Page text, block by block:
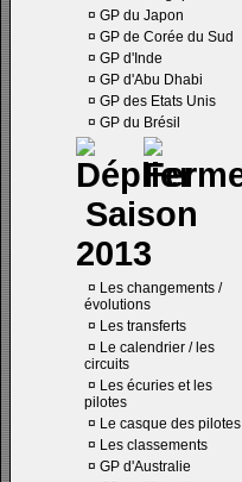
¤ GP du Japon
¤ GP de Corée du Sud
¤ GP d'Inde
¤ GP d'Abu Dhabi
¤ GP des Etats Unis
¤ GP du Brésil
Saison
2013
¤ Les changements /
évolutions
¤ Les transferts
¤ Le calendrier / les
circuits
¤ Les écuries et les
pilotes
¤ Le casque des pilotes
¤ Les classements
¤ GP d'Australie